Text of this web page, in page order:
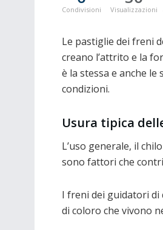
Condivisioni Visualizzazioni
Le pastiglie dei freni
creano l’attrito e la
è la stessa e anche
condizioni.
Usura tipica
L’uso generale, il
sono fattori che
I freni dei guidatori
di coloro che vivono